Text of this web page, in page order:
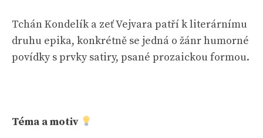
Tchán Kondelík a zeť Vejvara patří k literárnímu
druhu epika, konkrétně se jedná o žánr humorné
povídky s prvky satiry, psané prozaickou formou.
Téma a motiv